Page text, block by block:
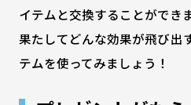
イテムと交換することができま
果たしてどんな効果が飛び出
テムを使ってみましょう！